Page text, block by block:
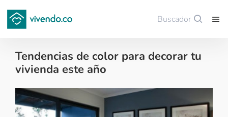
Buscador
Tendencias de color para decorar tu
vivienda este año
Decoración - 2024-01-24
Guardar